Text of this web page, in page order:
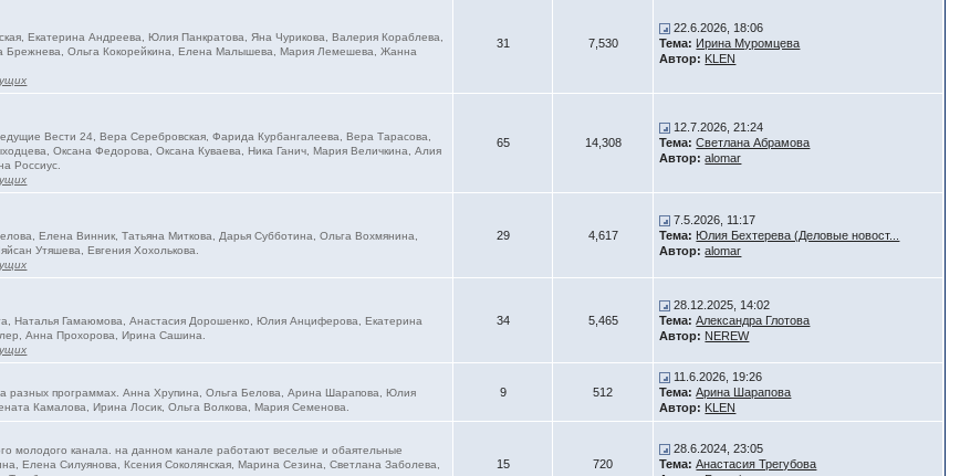
Екатерина Андреева, Юлия Панкратова, Яна Чурикова, Валерия Кораблева,
Брежнева, Ольга Кокорейкина, Елена Малышева, Мария Лемешева, Жанна
31 7,530
22.6.2026, 18:06
Тема: Ирина Муромцева
Автор: KLEN
Вести 24, Вера Серебровская, Фарида Курбангалеева, Вера Тарасова,
Оксана Федорова, Оксана Куваева, Ника Ганич, Мария Величкина, Алия
Россиус.
65 14,308
12.7.2026, 21:24
Тема: Светлана Абрамова
Автор: alomar
Елена Винник, Татьяна Миткова, Дарья Субботина, Ольга Вохмянина,
Утяшева, Евгения Хохолькова.
29 4,617
7.5.2026, 11:17
Тема: Юлия Бехтерева (Деловые новост...
Автор: alomar
Наталья Гамаюмова, Анастасия Дорошенко, Юлия Анциферова, Екатерина
Анна Прохорова, Ирина Сашина.
34 5,465
28.12.2025, 14:02
Тема: Александра Глотова
Автор: NEREW
разных программах. Анна Хрупина, Ольга Белова, Арина Шарапова, Юлия
Камалова, Ирина Лосик, Ольга Волкова, Мария Семенова.
9 512
11.6.2026, 19:26
Тема: Арина Шарапова
Автор: KLEN
молодого канала. на данном канале работают веселые и обаятельные
Елена Силуянова, Ксения Соколянская, Марина Сезина, Светлана Заболева,
15 720
28.6.2024, 23:05
Тема: Анастасия Трегубова